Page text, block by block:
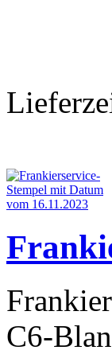
C6-